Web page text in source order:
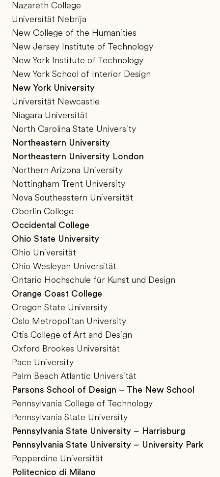
Nazareth College
Universität Nebrija
New College of the Humanities
New Jersey Institute of Technology
New York Institute of Technology
New York School of Interior Design
New York University
Universität Newcastle
Niagara Universität
North Carolina State University
Northeastern University
Northeastern University London
Northern Arizona University
Nottingham Trent University
Nova Southeastern Universität
Oberlin College
Occidental College
Ohio State University
Ohio Universität
Ohio Wesleyan Universität
Ontario Hochschule für Kunst und Design
Orange Coast College
Oregon State University
Oslo Metropolitan University
Otis College of Art and Design
Oxford Brookes Universität
Pace University
Palm Beach Atlantic Universität
Parsons School of Design – The New School
Pennsylvania College of Technology
Pennsylvania State University
Pennsylvania State University – Harrisburg
Pennsylvania State University – University Park
Pepperdine Universität
Politecnico di Milano